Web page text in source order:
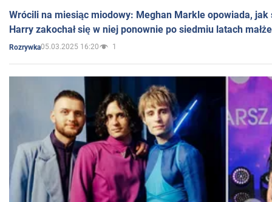
Wrócili na miesiąc miodowy: Meghan Markle opowiada, jak
Harry zakochał się w niej ponownie po siedmiu latach
Rozrywka05.03.2025 16:20 1